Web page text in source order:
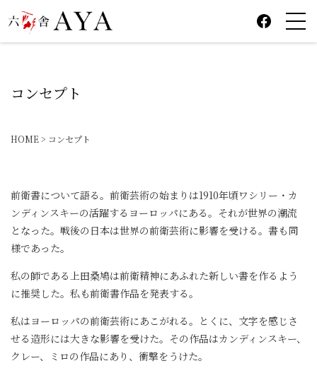
FACEBOOK
コンセプト
HOME> コンセプト
前衛書について語る。前衛芸術の始まりは1910年頃ワシリー・カ
ンディンスキーの活躍するヨーロッパにある。それが世界の潮流
となった。戦後の日本は世界の前衛芸術に影響を受ける。書も同
様であった。
私の師である上田桑鳩は前衛精神にあふれた新しい書を作るよう
に推奨した。私も前衛書作品を発表する。
私はヨーロッパの前衛芸術にあこがれる。とくに、文字を感じさ
せる造形には大きな影響を受けた。その作品はカンディンスキー、
クレー、ミロの作品にあり、衝撃をうけた。